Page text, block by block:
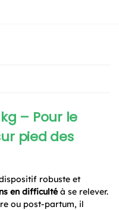
– Pour le
pied des
robuste et
en difficultéà se relever.
ou post-partum, il